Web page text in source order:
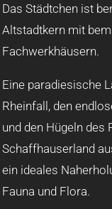
Das Städtchen ist
Altstadtkern mit
Fachwerkhäusern.
Eine paradiesische
Rheinfall, den
und den Hügeln des
Schaffhauserland
ein ideales
Fauna und Flora.